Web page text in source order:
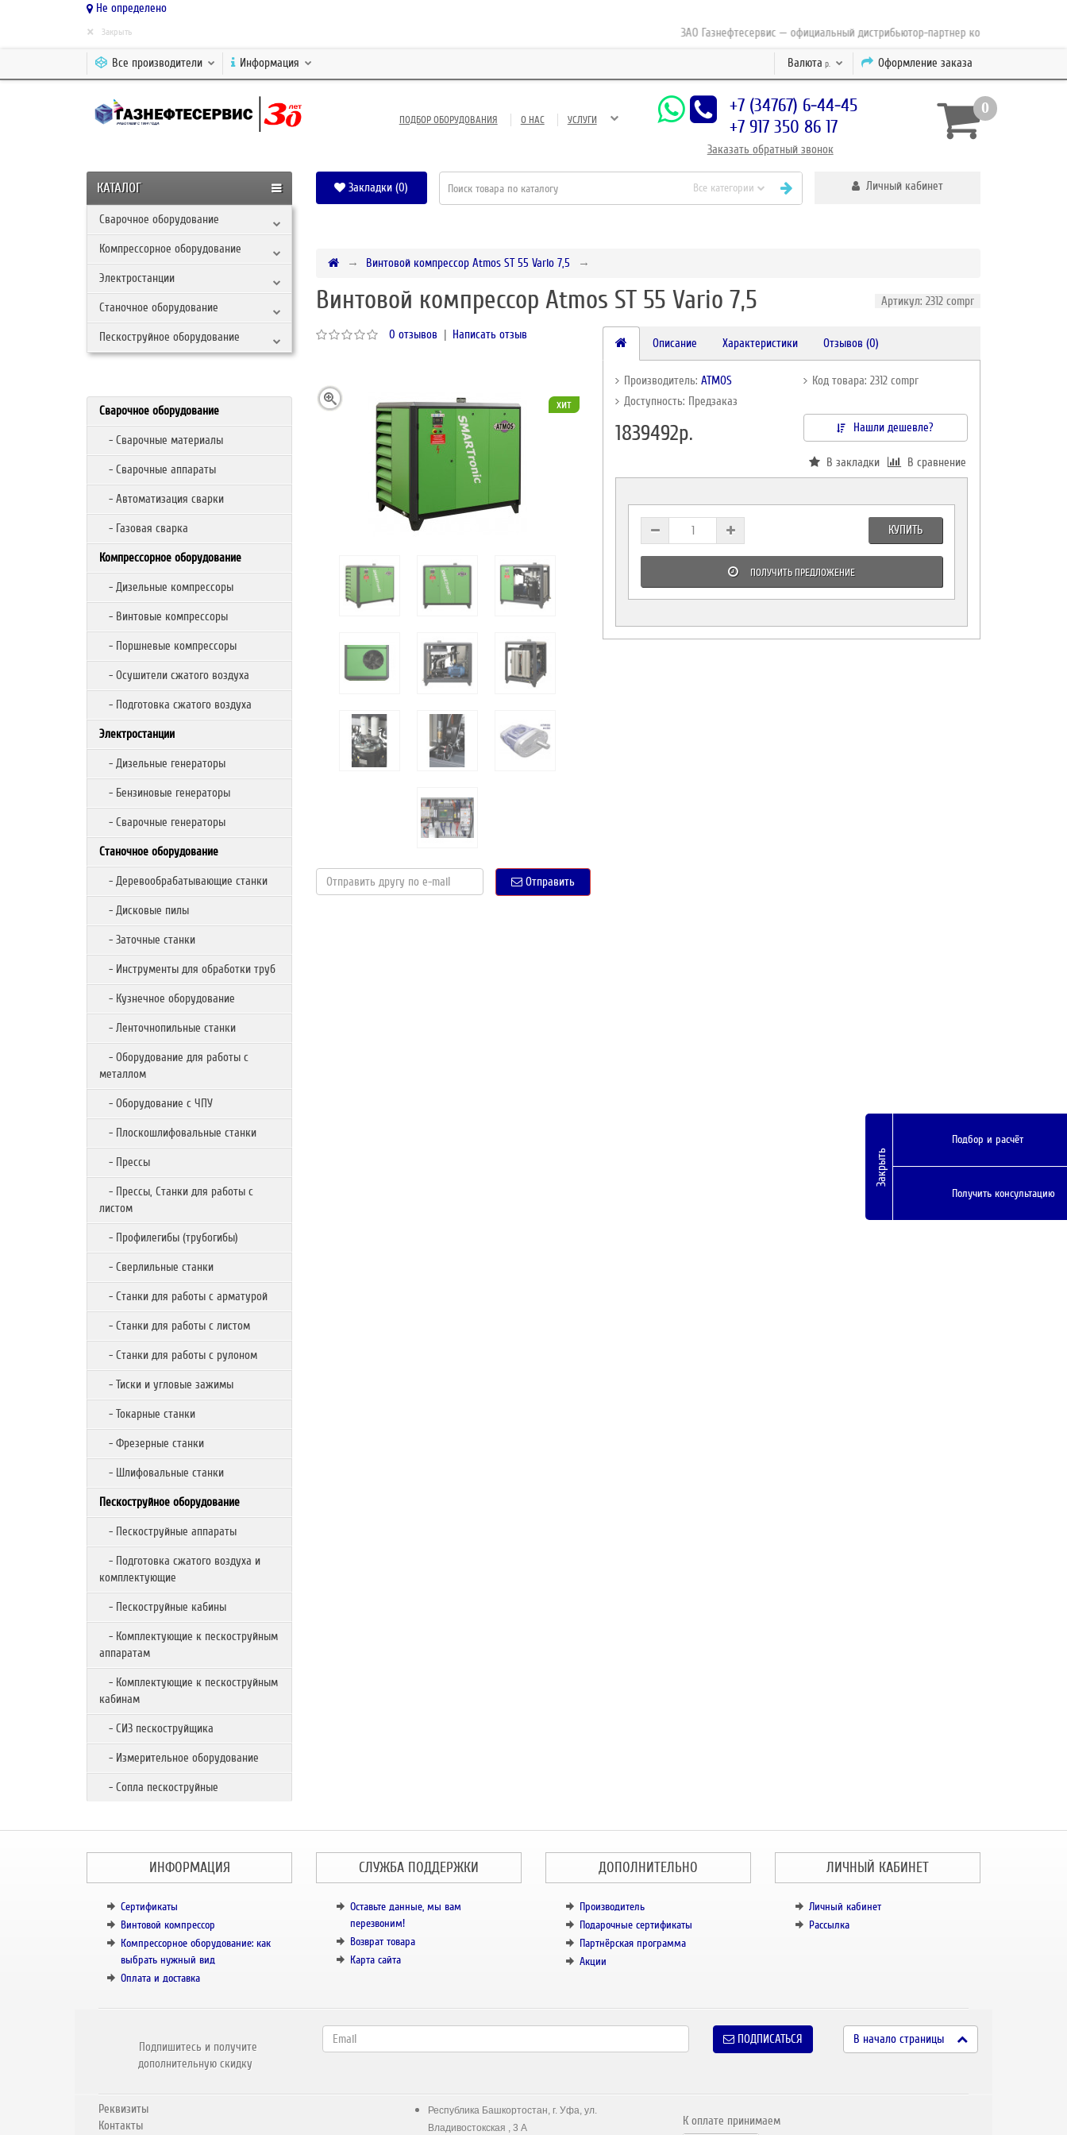
Не определено
ЗАО Газнефтесервис — официальный дистрибьютор-партнер концерна ESAB с 2010
× Закрыть
Оформление заказа
Валюта р.
Все производители Информация
ПОДБОР ОБОРУДОВАНИЯ О НАС УСЛУГИ
+7 (34767) 6-44-45
+7 917 350 86 17
Заказать обратный звонок
0
КАТАЛОГ
Сварочное оборудование
Компрессорное оборудование
Электростанции
Станочное оборудование
Пескоструйное оборудование
Закладки (0) Все категории Личный кабинет
Сварочное оборудование
- Сварочные материалы
- Сварочные аппараты
- Автоматизация сварки
- Газовая сварка
Компрессорное оборудование
- Дизельные компрессоры
- Винтовые компрессоры
- Поршневые компрессоры
- Осушители сжатого воздуха
- Подготовка сжатого воздуха
Электростанции
- Дизельные генераторы
- Бензиновые генераторы
- Сварочные генераторы
Станочное оборудование
- Деревообрабатывающие станки
- Дисковые пилы
- Заточные станки
- Инструменты для обработки труб
- Кузнечное оборудование
- Ленточнопильные станки
- Оборудование для работы с
металлом
- Оборудование с ЧПУ
- Плоскошлифовальные станки
- Прессы
- Прессы, Станки для работы с
листом
- Профилегибы (трубогибы)
- Сверлильные станки
- Станки для работы с арматурой
- Станки для работы с листом
- Станки для работы с рулоном
- Тиски и угловые зажимы
- Токарные станки
- Фрезерные станки
- Шлифовальные станки
Пескоструйное оборудование
- Пескоструйные аппараты
- Подготовка сжатого воздуха и
комплектующие
- Пескоструйные кабины
- Комплектующие к пескоструйным
аппаратам
- Комплектующие к пескоструйным
кабинам
- СИЗ пескоструйщика
- Измерительное оборудование
- Сопла пескоструйные
Винтовой компрессор Atmos ST 55 Vario 7,5
Винтовой компрессор Atmos ST 55 Vario 7,5 Артикул: 2312 compr
0 отзывов | Написать отзыв
хит
Отправить
Описание Характеристики Отзывов (0)
Производитель:ATMOS
Код товара: 2312 compr
Доступность: Предзаказ
1839492р. Нашли дешевле?
В закладки В сравнение
КУПИТЬ
ПОЛУЧИТЬ ПРЕДЛОЖЕНИЕ
ИНФОРМАЦИЯ
Сертификаты
Винтовой компрессор
Компрессорное оборудование: как
выбрать нужный вид
Оплата и доставка
СЛУЖБА ПОДДЕРЖКИ
Оставьте данные, мы вам
перезвоним!
Возврат товара
Карта сайта
ДОПОЛНИТЕЛЬНО
Производитель
Подарочные сертификаты
Партнёрская программа
Акции
ЛИЧНЫЙ КАБИНЕТ
Личный кабинет
Рассылка
Подпишитесь и получите
дополнительную скидку
ПОДПИСАТЬСЯ В начало страницы
Реквизиты
Контакты
Республика Башкортостан, г. Уфа, ул.
Владивостокская , 3 А
К оплате принимаем
Закрыть
Подбор и расчёт
Получить консультацию